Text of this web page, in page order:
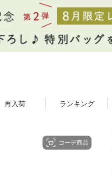
再入荷 ランキング
コーデ商品